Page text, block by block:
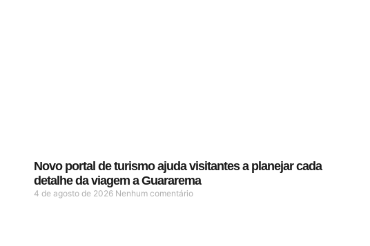
Novo portal de turismo ajuda visitantes a planejar cada
detalhe da viagem a Guararema
4 de agosto de 2026 Nenhum comentário